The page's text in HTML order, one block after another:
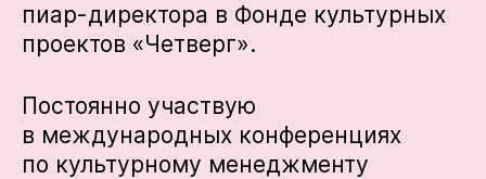
пиар-директора в Фонде культурных
проектов «Четверг».
Постоянно участвую
в международных конференциях
по культурному менеджменту